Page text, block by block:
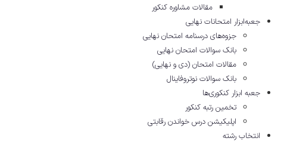
مقالات مشاوره‌ کنکور
جعبه‌ابزار امتحانات نهایی
جزوه‌های درسنامه امتحان نهایی
بانک سوالات امتحان نهایی
مقالات امتحان (دی و نهایی)
بانک سوالات نوتروفاینال
جعبه ابزار کنکوری‌ها
تخمین رتبه کنکور
اپلیکیشن درس خواندن رقابتی
انتخاب رشته